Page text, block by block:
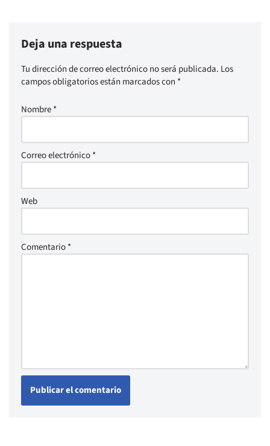
Deja una respuesta
Tu dirección de correo electrónico no será publicada. Los
campos obligatorios están marcados con *
Nombre*
Correo electrónico*
Web
Comentario*